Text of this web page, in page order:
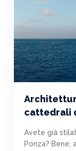
cattedrali
Avete già
Ponza? Bene,